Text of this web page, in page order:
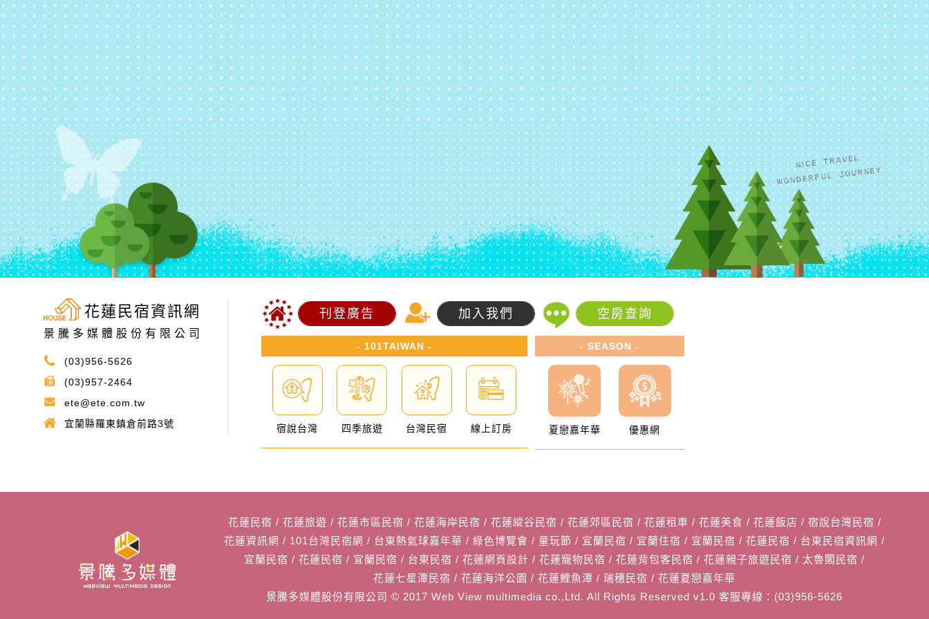
花蓮民宿資訊網
景騰多媒體股份有限公司
(03)956-5626
(03)957-2464
ete@ete.com.tw
宜蘭縣羅東鎮倉前路3號
刊登廣告 加入我們 空房查詢
- 101TAIWAN -
宿說台灣 四季旅遊 台灣民宿 線上訂房
- SEASON -
夏戀嘉年華 優惠網
花蓮民宿 / 花蓮旅遊 / 花蓮市區民宿 / 花蓮海岸民宿 / 花蓮縱谷民宿 / 花蓮郊區民宿 / 花蓮租車 / 花蓮美食 / 花蓮飯店 / 宿說台灣民宿 /
花蓮資訊網 / 101台灣民宿網 / 台東熱氣球嘉年華 /綠色博覽會 /童玩節 / 宜蘭民宿 / 宜蘭住宿 / 宜蘭民宿 /花蓮民宿 / 台東民宿資訊網 /
宜蘭民宿 /花蓮民宿 / 宜蘭民宿 / 台東民宿 /花蓮網頁設計 /花蓮寵物民宿 /花蓮背包客民宿 /花蓮親子旅遊民宿 / 太魯閣民宿 /
花蓮七星潭民宿 /花蓮海洋公園 /花蓮鯉魚潭 /瑞穗民宿 /花蓮夏戀嘉年華
景騰多媒體股份有限公司 © 2017 Web View multimedia co.,Ltd. All Rights Reserved v1.0 客服專線：(03)956-5626